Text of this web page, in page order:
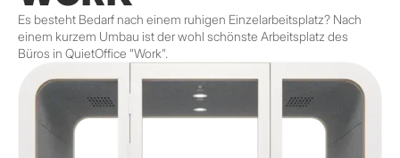
Es besteht Bedarf nach einem ruhigen Einzelarbeitsplatz? Nach
einem kurzem Umbau ist der wohl schönste Arbeitsplatz des
Büros in QuietOffice "Work".